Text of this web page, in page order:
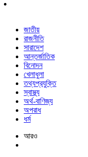
জাতীয়
রাজনীতি
সারাদেশ
আন্তর্জাতিক
বিনোদন
খেলাধুলা
তথ্যপ্রযুক্তি
স্বাস্থ্য
অর্থ-বাণিজ্য
অপরাধ
ধর্ম
আরও